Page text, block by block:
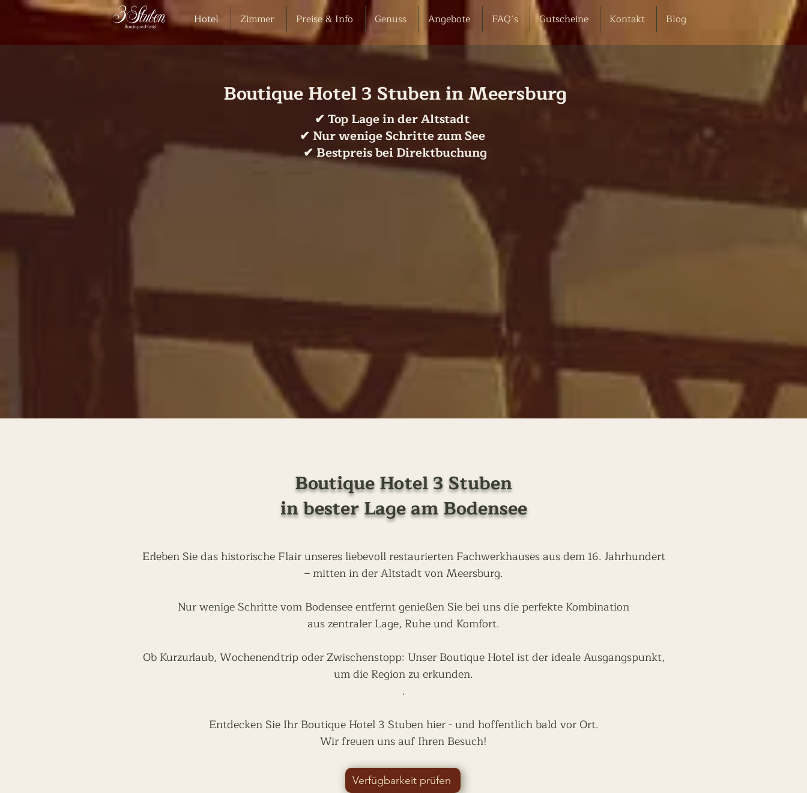
Hotel Zimmer Preise & Info Genuss Angebote FAQ´s Gutscheine Kontakt Blog
Boutique Hotel 3 Stuben in Meersburg
✔ Top Lage in der Altstadt
✔ Nur wenige Schritte zum See
✔ Bestpreis bei Direktbuchung
Boutique Hotel 3 Stuben
in bester Lage am Bodensee
Erleben Sie das historische Flair unseres liebevoll restaurierten Fachwerkhauses aus dem 16. Jahrhundert
– mitten in der Altstadt von Meersburg.
Nur wenige Schritte vom Bodensee entfernt genießen Sie bei uns die perfekte Kombination
aus zentraler Lage, Ruhe und Komfort.
Ob Kurzurlaub, Wochenendtrip oder Zwischenstopp: Unser Boutique Hotel ist der ideale Ausgangspunkt,
um die Region zu erkunden.
.
Entdecken Sie Ihr Boutique Hotel 3 Stuben hier - und hoffentlich bald vor Ort.
Wir freuen uns auf Ihren Besuch!
Verfügbarkeit prüfen